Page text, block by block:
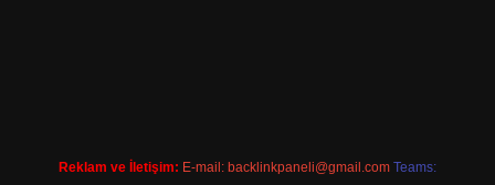
Reklam ve İletişim: E-mail: backlinkpaneli@gmail.com Teams: